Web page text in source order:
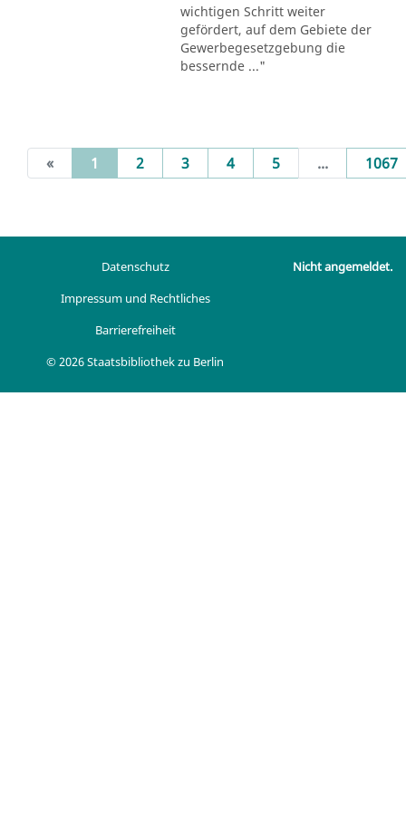
wichtigen Schritt weiter
gefördert, auf dem Gebiete der
Gewerbegesetzgebung die
bessernde ..."
« 1 (current)
2 3 4 5 ... 1067
Datenschutz
Impressum und Rechtliches
Barrierefreiheit
© 2026 Staatsbibliothek zu Berlin
Nicht angemeldet.